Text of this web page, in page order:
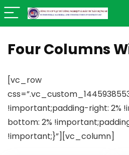
Four Columns
[vc_row
!important;padding-right: 2%
bottom: 2%
!important;}”][vc_column]